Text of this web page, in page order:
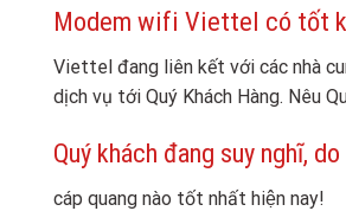
Modem wifi Viettel có tốt
Viettel đang liên kết với các nhà
dịch vụ tới Quý Khách Hàng. Nêu
Quý khách đang suy nghĩ,
cáp quang nào tốt nhất hiện nay!